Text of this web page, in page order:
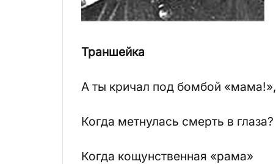
Траншейка
А ты кричал под бомбой «мама!»,
Когда метнулась смерть в глаза?
Когда кощунственная «рама»